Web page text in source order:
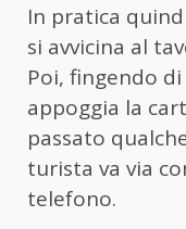
In pratica
si avvicina al
Poi, fingendo
appoggia la
passato
turista va via
telefono.